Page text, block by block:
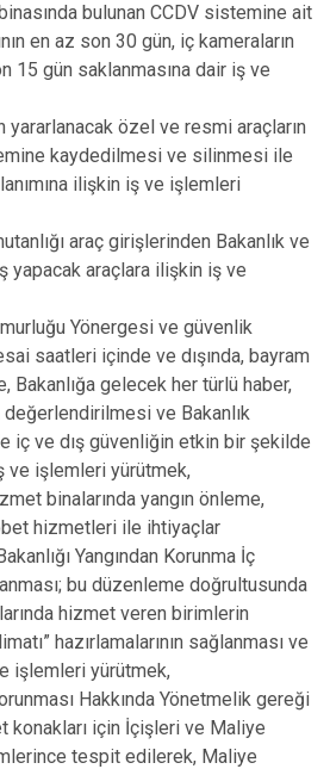
bulunan CCDV sistemine ait
en az son 30 gün, iç kameraların
15 gün saklanmasına dair iş ve
yararlanacak özel ve resmi araçların
kaydedilmesi ve silinmesi ile
ilişkin iş ve işlemleri
araç girişlerinden Bakanlık ve
yapacak araçlara ilişkin iş ve
Yönergesi ve güvenlik
saatleri içinde ve dışında, bayram
Bakanlığa gelecek her türlü haber,
değerlendirilmesi ve Bakanlık
ve dış güvenliğin etkin bir şekilde
ve işlemleri yürütmek,
binalarında yangın önleme,
hizmetleri ile ihtiyaçlar
Yangından Korunma İç
bu düzenleme doğrultusunda
hizmet veren birimlerin
hazırlamalarının sağlanması ve
işlemleri yürütmek,
Hakkında Yönetmelik gereği
konakları için İçişleri ve Maliye
tespit edilerek, Maliye